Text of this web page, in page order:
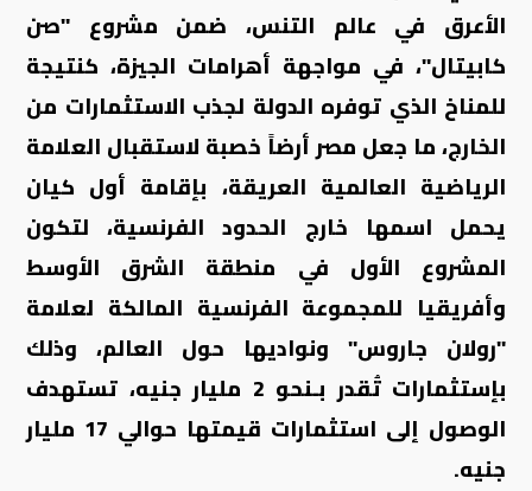
الأعرق في عالم التنس، ضمن مشروع "صن
كابيتال"، في مواجهة أهرامات الجيزة، كنتيجة
للمناخ الذي توفره الدولة لجذب الاستثمارات من
الخارج، ما جعل مصر أرضاً خصبة لاستقبال العلامة
الرياضية العالمية العريقة، بإقامة أول كيان
يحمل اسمها خارج الحدود الفرنسية، لتكون
المشروع الأول في منطقة الشرق الأوسط
وأفريقيا للمجموعة الفرنسية المالكة لعلامة
"رولان جاروس" ونواديها حول العالم، وذلك
بإستثمارات تُقدر بـنحو 2 مليار جنيه، تستهدف
الوصول إلى استثمارات قيمتها حوالي 17 مليار
جنيه.